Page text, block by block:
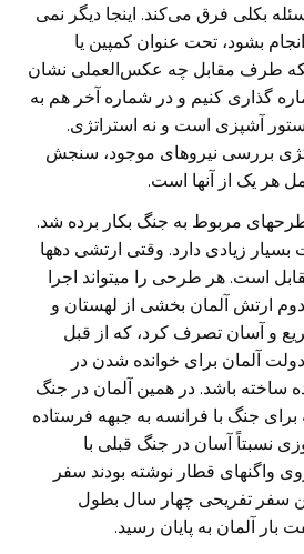
بکلی فرق می‌کند. اینجا دیگر نمی
بشود، تحت عنوان کمپین یا
طرف مقابل چه عکس‌العملی نشان
گذاری کنیم و در شماره آخر هم به
آشپزی است و نه استراتژی.
بررسی نیروهای موجود، سنجش
هر یک از آنها است.
طرحهای مربوط به جنگ بکار برده شد.
بسیار زیادی دارد. وقتی ارتشی دهها
است. هر طرحی را میتواند اجرا
ارتش آلمان بخشی از لهستان و
و آسان تصرف کرد، که از قبل
آلمان برای خوانده شدن در
ساخته باشد. در همین آلمان در جنگ
جنگ با فرانسه به جبهه فرستاده
نسبتاً آسان در جنگ قبلی با
(۱۸۷۱-۱۸۷۰) روی واگنهای قطار نوشته بودند سفر
سفر تفریحی چهار سال بطول
بار آلمان به پایان رسید.